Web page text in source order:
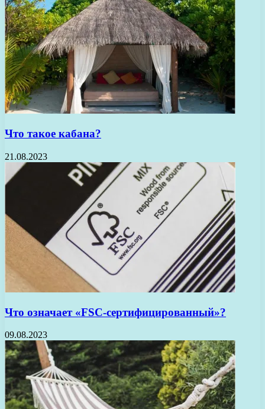
Что такое кабана?
21.08.2023
Что означает «FSC-сертифицированный»?
09.08.2023